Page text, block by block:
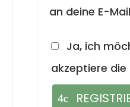
an deine E-
Ja, ich
akzeptiere die